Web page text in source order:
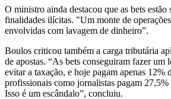
O ministro ainda destacou que as bets estão
finalidades ilícitas. "Um monte de
envolvidas com lavagem de dinheiro”.
Boulos criticou também a carga tributária
de apostas. “As bets conseguiram fazer um
evitar a taxação, e hoje pagam apenas 12%
profissionais como jornalistas pagam
Isso é um escândalo”, concluiu.